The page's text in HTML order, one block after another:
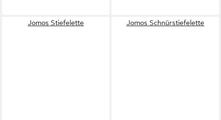
Jomos Stiefelette Jomos Schnürstiefelette